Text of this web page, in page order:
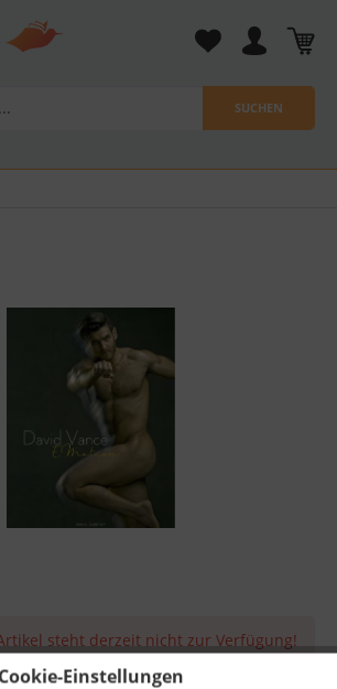
SUCHEN
Cookie-Einstellungen
steht derzeit nicht zur Verfügung!